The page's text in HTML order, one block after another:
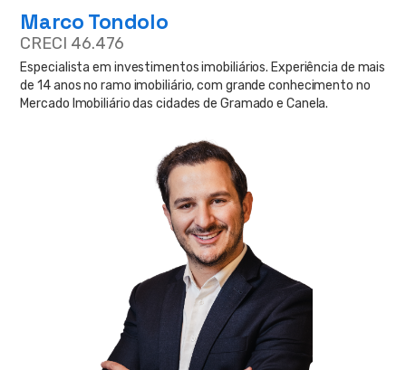
Marco Tondolo
CRECI 46.476
Especialista em investimentos imobiliários. Experiência de mais
de 14 anos no ramo imobiliário, com grande conhecimento no
Mercado Imobiliário das cidades de Gramado e Canela.